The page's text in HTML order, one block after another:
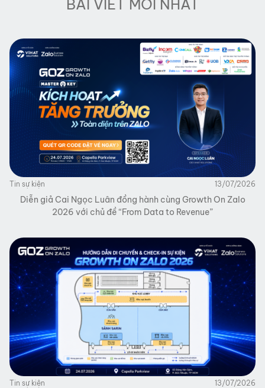
BÀI VIẾT MỚI NHẤT
Tin sự kiện 13/07/2026
Diễn giả Cai Ngọc Luân đồng hành cùng Growth On Zalo
2026 với chủ đề “From Data to Revenue”
Tin sự kiện 13/07/2026